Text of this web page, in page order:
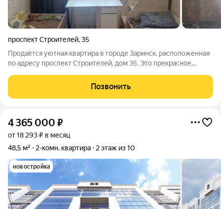
проспект Строителей,35
Продаётся уютная квартира в городе Заринск, расположенная
по адресу проспект Строителей, дом 35. Это прекрасное
развитую инфраструктуру района. Квартира обладает общей
площадью 49.3 квадратных
Позвонить
4 365 000 ₽
от 18 293 ₽ в месяц
48,5 м²
2-комн. квартира 2 этаж из 10
новостройка